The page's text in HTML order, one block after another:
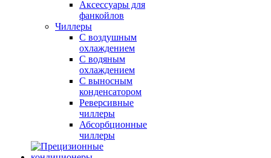
Аксессуары для
фанкойлов
Чиллеры
С воздушным
охлаждением
С водяным
охлаждением
С выносным
конденсатором
Реверсивные
чиллеры
Абсорбционные
чиллеры